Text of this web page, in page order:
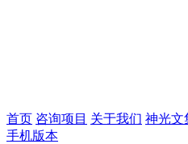
首页 咨询项目 关于我们 神光文
手机版本